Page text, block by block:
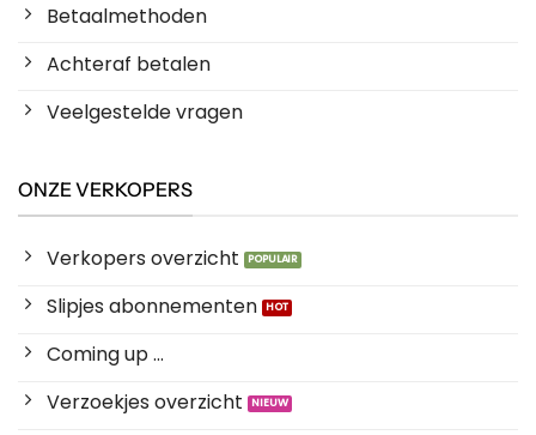
Betaalmethoden
Achteraf betalen
Veelgestelde vragen
ONZE VERKOPERS
Verkopers overzicht
Slipjes abonnementen
Coming up ...
Verzoekjes overzicht